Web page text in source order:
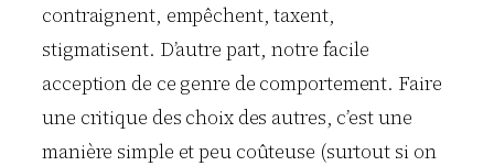
contraignent, empêchent, taxent,
stigmatisent. D’autre part, notre facile
acception de ce genre de comportement. Faire
une critique des choix des autres, c’est une
manière simple et peu coûteuse (surtout si on